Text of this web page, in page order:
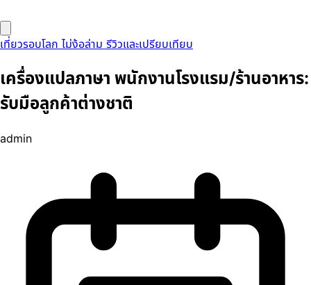
เที่ยวรอบโลก ไม่ง้อล่าม รีวิวและเปรียบเทียบ
เครื่องแปลภาษา พนักงานโรงแรม/ร้านอาหาร:
รับมือลูกค้าต่างชาติ
admin